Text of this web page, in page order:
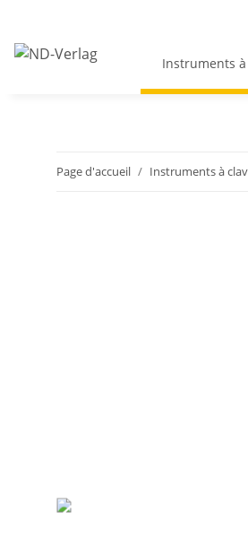
Instruments
Page d'accueil Instruments à